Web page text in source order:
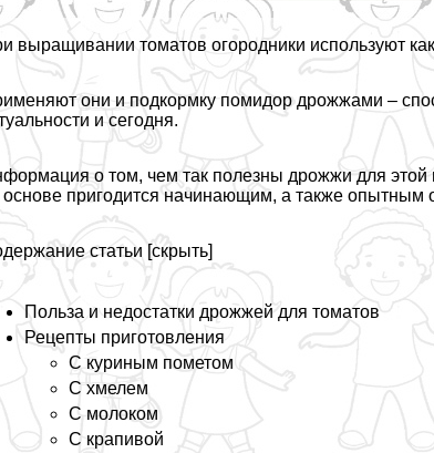
выращивании томатов огородники используют
они и подкормку помидор дрожжами –
и сегодня.
о том, чем так полезны дрожжи для этой
основе пригодится начинающим, а также опытным
статьи [скрыть]
Польза и недостатки дрожжей для томатов
Рецепты приготовления
С куриным пометом
С хмелем
С молоком
С крапивой